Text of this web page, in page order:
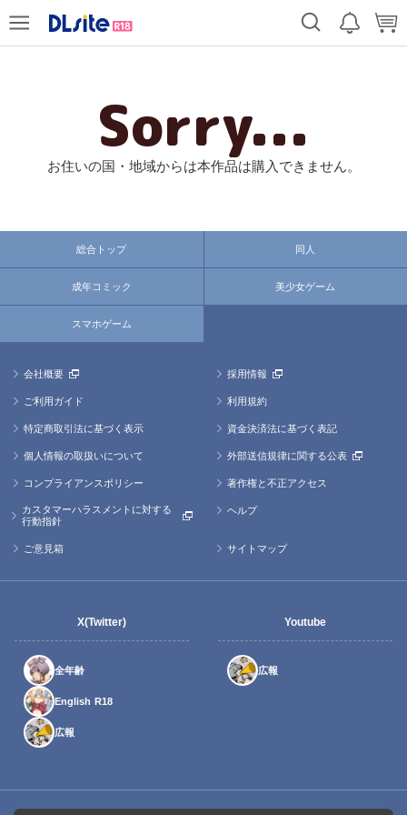
Sorry...
お住いの国・地域からは本作品は購入できません。
総合トップ 同人
成年コミック 美少女ゲーム
スマホゲーム
会社概要 採用情報
ご利用ガイド 利用規約
特定商取引法に基づく表示 資金決済法に基づく表記
個人情報の取扱いについて 外部送信規律に関する公表
コンプライアンスポリシー 著作権と不正アクセス
カスタマーハラスメントに対する
行動指針
ヘルプ
ご意見箱 サイトマップ
X(Twitter)
全年齢
English R18
広報
Youtube
広報